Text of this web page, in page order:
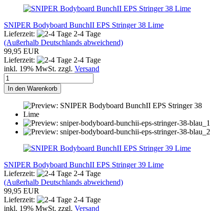
SNIPER Bodyboard BunchII EPS Stringer 38 Lime
Lieferzeit:
2-4 Tage
(Außerhalb Deutschlands abweichend)
99,95 EUR
Lieferzeit:
2-4 Tage
inkl. 19% MwSt. zzgl. Versand
In den Warenkorb
SNIPER Bodyboard BunchII EPS Stringer 39 Lime
Lieferzeit:
2-4 Tage
(Außerhalb Deutschlands abweichend)
99,95 EUR
Lieferzeit:
2-4 Tage
inkl. 19% MwSt. zzgl. Versand